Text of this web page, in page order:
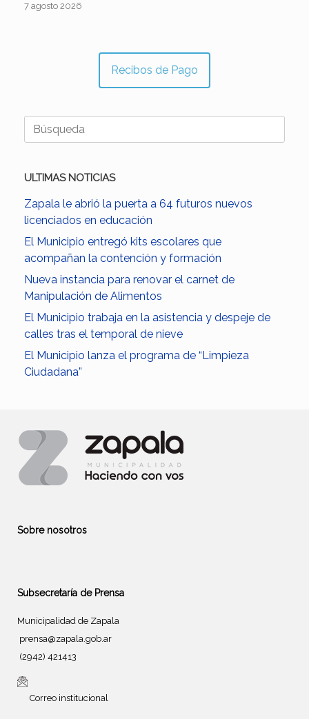
7 agosto 2026
Recibos de Pago
Buscar:
ULTIMAS NOTICIAS
Zapala le abrió la puerta a 64 futuros nuevos
licenciados en educación
El Municipio entregó kits escolares que
acompañan la contención y formación
Nueva instancia para renovar el carnet de
Manipulación de Alimentos
El Municipio trabaja en la asistencia y despeje de
calles tras el temporal de nieve
El Municipio lanza el programa de “Limpieza
Ciudadana”
Sobre nosotros
Subsecretaría de Prensa
Municipalidad de Zapala
prensa@zapala.gob.ar
(2942) 421413
Correo institucional